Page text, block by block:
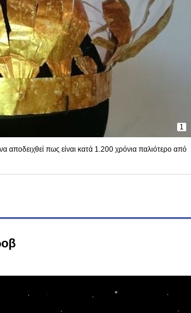
1
αποδειχθεί πως είναι κατά 1.200 χρόνια παλιότερο από